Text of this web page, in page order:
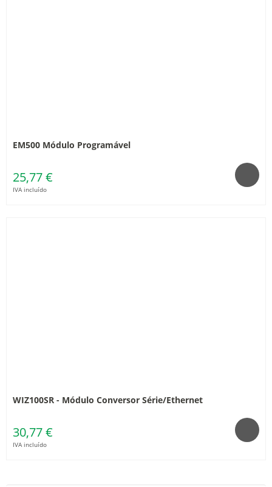
EM500 Módulo Programável
25,77 €
IVA incluído
WIZ100SR - Módulo Conversor Série/Ethernet
30,77 €
IVA incluído